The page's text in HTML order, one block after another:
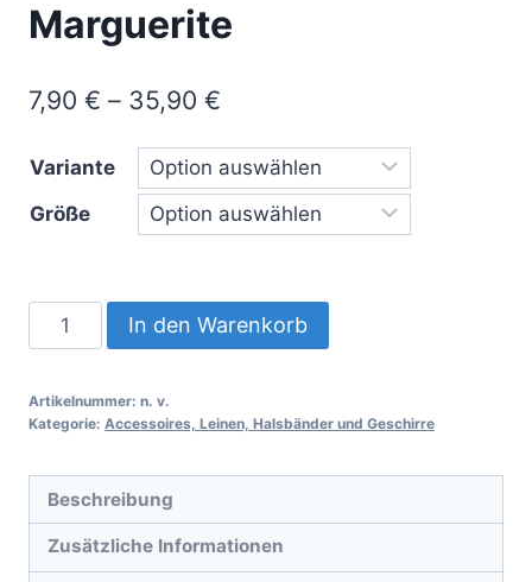
Marguerite
7,90 € – 35,90 €
bis
35,90 €
Variante
Größe
Max
&
Original
Menge
In den Warenkorb
Artikelnummer: n. v.
Kategorie: Accessoires, Leinen, Halsbänder und Geschirre
Beschreibung
Zusätzliche Informationen